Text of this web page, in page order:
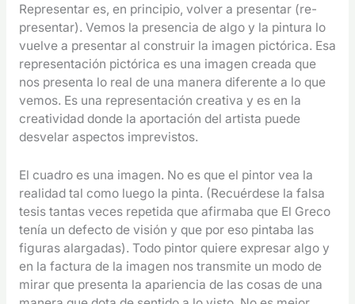
Representar es, en principio, volver a presentar (re-
presentar). Vemos la presencia de algo y la pintura lo
vuelve a presentar al construir la imagen pictórica. Esa
representación pictórica es una imagen creada que
nos presenta lo real de una manera diferente a lo que
vemos. Es una representación creativa y es en la
creatividad donde la aportación del artista puede
desvelar aspectos imprevistos.
El cuadro es una imagen. No es que el pintor vea la
realidad tal como luego la pinta. (Recuérdese la falsa
tesis tantas veces repetida que afirmaba que El Greco
tenía un defecto de visión y que por eso pintaba las
figuras alargadas). Todo pintor quiere expresar algo y
en la factura de la imagen nos transmite un modo de
mirar que presenta la apariencia de las cosas de una